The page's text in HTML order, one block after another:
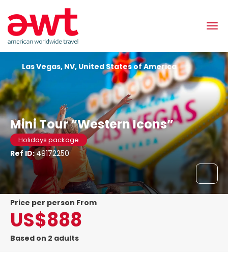
Mini Tour “Western Icons”
Holidays package
Ref ID:49172250
Las Vegas, NV, United States of America
price per person From
US$888
Based on 2 adults